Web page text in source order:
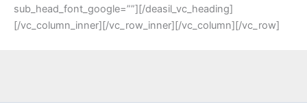
sub_head_font_google=””][/deasil_vc_heading]
[/vc_column_inner][/vc_row_inner][/vc_column][/vc_row]